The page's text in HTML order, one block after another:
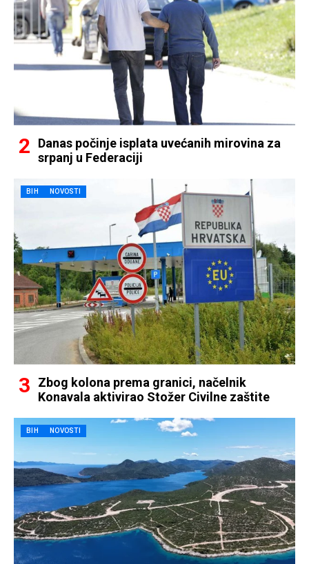
Danas počinje isplata uvećanih mirovina za
srpanj u Federaciji
BIH NOVOSTI
Zbog kolona prema granici, načelnik
Konavala aktivirao Stožer Civilne zaštite
BIH NOVOSTI